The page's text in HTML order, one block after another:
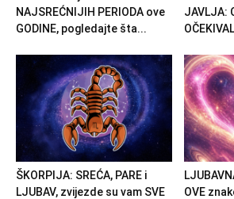
NAJSREĆNIJIH PERIODA ove
GODINE, pogledajte šta...
JAVLJA:
ŠKORPIJA: SREĆA, PARE i
LJUBAV, zvijezde su vam SVE
OVE